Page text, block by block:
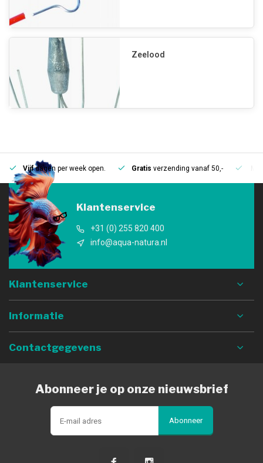
Zeelood
Vijfdagen per week open. Gratis verzending vanaf 50,-
Klantenservice
+31 (0) 255 820 400
info@aqua-natura.nl
Klantenservice
Informatie
Contactgegevens
Abonneer je op onze nieuwsbrief
Abonneer